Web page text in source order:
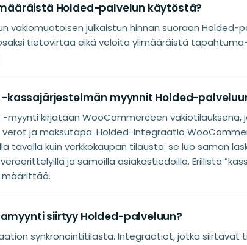
Holded-palvelun käytöstä?
vakiomuotoisen julkaistun hinnan suoraan Holded-
tietovirtaa eikä veloita ylimääräistä
-kassajärjestelmän myynnit Holded-
-myynti kirjataan WooCommerceen vakiotilauksena,
verot ja maksutapa. Holded-integraatio
tavalla kuin verkkokaupan tilausta: se luo saman
ja samoilla asiakastiedoilla. Erillistä
määrittää.
siirtyy Holded-palveluun?
synkronointitilasta. Integraatiot, jotka siirtävät